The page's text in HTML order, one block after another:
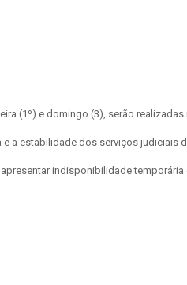
(1º) e domingo (3), serão
a estabilidade dos serviços judiciais
indisponibilidade temporária